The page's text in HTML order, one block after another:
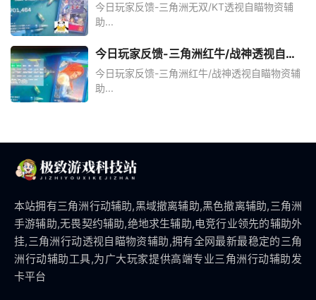
资辅助
今日玩家反馈-三角洲无双/KT透视自瞄物资辅
助...
今日玩家反馈-三角洲红牛/战神透视自瞄
物资辅助
今日玩家反馈-三角洲红牛/战神透视自瞄物资辅
助...
本站拥有三角洲行动辅助,黑域撤离辅助,黑色撤离辅助,三角洲
手游辅助,无畏契约辅助,绝地求生辅助,电竞行业领先的辅助外
挂,三角洲行动透视自瞄物资辅助,拥有全网最新最稳定的三角
洲行动辅助工具,为广大玩家提供高端专业三角洲行动辅助发
卡平台